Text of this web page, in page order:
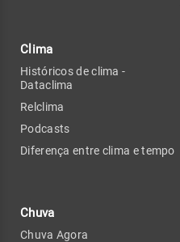
Clima
Históricos de clima -
Dataclima
Relclima
Podcasts
Diferença entre clima e tempo
Chuva
Chuva Agora